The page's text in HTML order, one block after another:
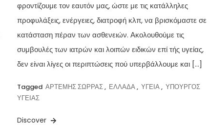
φροντίζουμε τον εαυτόν μας, ώστε με τις κατάλληλες
προφυλάξεις, ενέργειες, διατροφή κλπ, να βρισκόμαστε σε
κατάσταση πέραν των ασθενειών. Ακολουθούμε τις
συμβουλές των ιατρών και λοιπών ειδικών επί τής υγείας,
δεν είναι λίγες οι περιπτώσεις πού υπερβάλλουμε και […]
Tagged ΑΡΤΕΜΗΣ ΣΩΡΡΑΣ, ΕΛΛΑΔΑ, ΥΓΕΙΑ, ΥΠΟΥΡΓΟΣ
ΥΓΕΙΑΣ
Discover